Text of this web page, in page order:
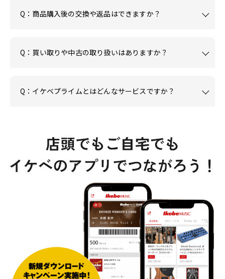
Q：商品購入後の交換や返品はできますか？
Q：買い取りや中古の取り扱いはありますか？
Q：イケベプライムとはどんなサービスですか？